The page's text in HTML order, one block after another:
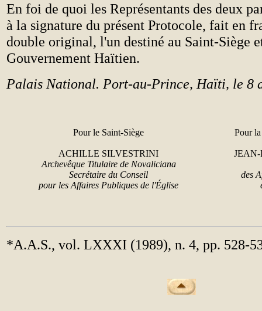
En foi de quoi les Représentants des deux
à la signature du présent Protocole, fait en
double original, l'un destiné au Saint-Siège
Gouvernement Haïtien.
Palais Natiοnal. Port-au-Prince, Haïti, le 8
Pour le Saint-Siège Ροur
ACHILLE SILVESTRINI
Archevêque Titulaire de Novaliciana
Secrétaire du Conseil
des
pour les Affaires Publiques de l'Église
*A.A.S., vol. LXXXI (1989), n. 4, pp. 528-